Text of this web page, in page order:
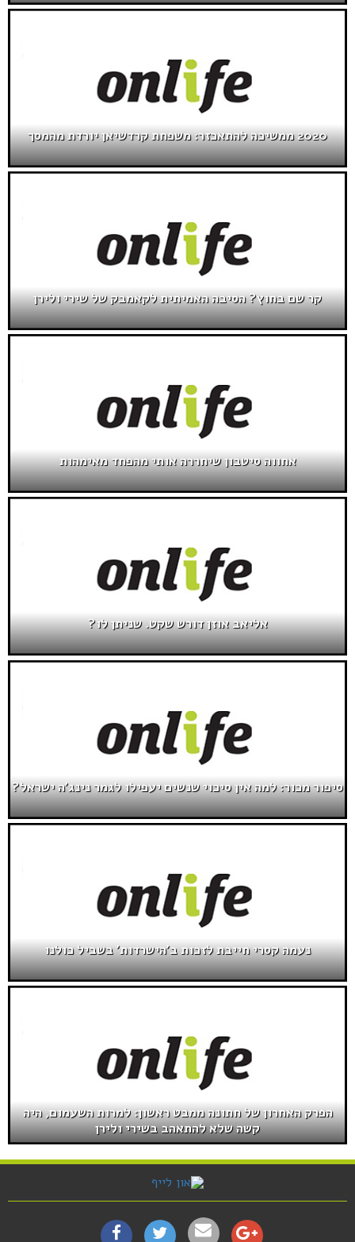
2020 ממשיכה להתאכזר: משפחת קרדשיאן יורדת מהמסך
קר שם בחוץ? הסיבה האמיתית לקאמבק של שירי ולירן
אחווה סיטבון שיחררה אותי מהפחד מאימהות
אליאב אוזן דורש שקט. שניתן לו?
סיפור מכור: למה אין סיכוי שנשים יעפילו לגמר נינג'ה ישראל?
נעמה קסרי חייבת לזכות ב'הישרדות' בשביל כולנו
הפרק האחרון של חתונה ממבט ראשון: למרות השעמום, היה
קשה שלא להתאהב בשירי ולירן